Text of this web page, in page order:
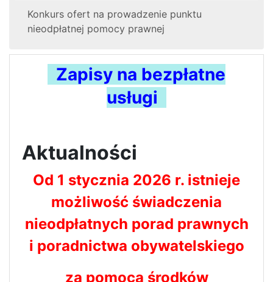
Konkurs ofert na prowadzenie punktu
nieodpłatnej pomocy prawnej
Zapisy na bezpłatne
usługi
Aktualności
Od 1 stycznia 2026 r. istnieje
możliwość świadczenia
nieodpłatnych porad prawnych
i poradnictwa obywatelskiego
za pomocą środków